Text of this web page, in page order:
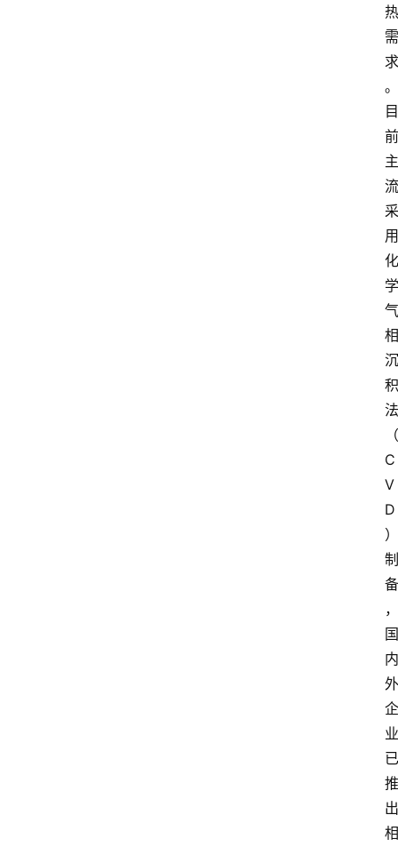
热
需
求
。
目
前
主
流
采
用
化
学
气
相
沉
积
法
（
C
V
D
）
制
备
，
国
内
外
企
业
已
推
出
相